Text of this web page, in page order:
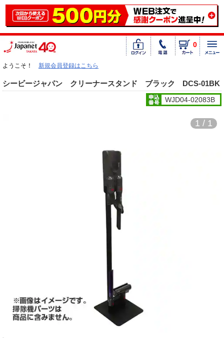
0
ようこそ！ 新規会員登録はこちら
シービージャパン クリーナースタンド ブラック DCS-01BK
WJD04-02083B
1 / 1